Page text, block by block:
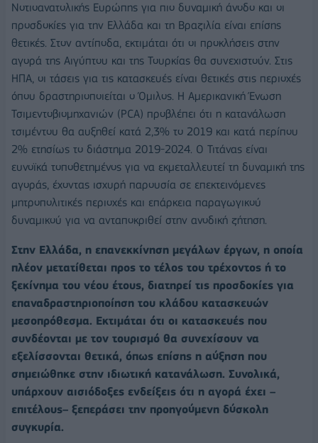
Νοτιοανατολικής Ευρώπης για πιο δυναμική άνοδο και οι
προσδοκίες για την Ελλάδα και τη Βραζιλία είναι επίσης
θετικές. Στον αντίποδα, εκτιμάται ότι οι προκλήσεις στην
αγορά της Αιγύπτου και της Τουρκίας θα συνεχιστούν. Στις
ΗΠΑ, οι τάσεις για τις κατασκευές είναι θετικές στις περιοχές
όπου δραστηριοποιείται ο Όμιλος. Η Αμερικανική Ένωση
Τσιμεντοβιομηχανιών (PCA) προβλέπει ότι η κατανάλωση
τσιμέντου θα αυξηθεί κατά 2,3% το 2019 και κατά περίπου
2% ετησίως το διάστημα 2019-2024. Ο Τιτάνας είναι
ευνοϊκά τοποθετημένος για να εκμεταλλευτεί τη δυναμική της
αγοράς, έχοντας ισχυρή παρουσία σε επεκτεινόμενες
μητροπολιτικές περιοχές και επάρκεια παραγωγικού
δυναμικού για να ανταποκριθεί στην ανοδική ζήτηση.
Στην Ελλάδα, η επανεκκίνηση μεγάλων έργων, η οποία
πλέον μετατίθεται προς το τέλος του τρέχοντος ή το
ξεκίνημα του νέου έτους, διατηρεί τις προσδοκίες για
επαναδραστηριοποίηση του κλάδου κατασκευών
μεσοπρόθεσμα. Εκτιμάται ότι οι κατασκευές που
συνδέονται με τον τουρισμό θα συνεχίσουν να
εξελίσσονται θετικά, όπως επίσης η αύξηση που
σημειώθηκε στην ιδιωτική κατανάλωση. Συνολικά,
υπάρχουν αισιόδοξες ενδείξεις ότι η αγορά έχει –
επιτέλους– ξεπεράσει την προηγούμενη δύσκολη
συγκυρία.